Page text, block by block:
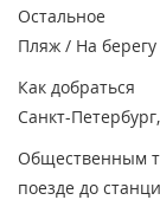
Остальное
Пляж / На берегу
Как добраться
Санкт-
Общественным
поезде до